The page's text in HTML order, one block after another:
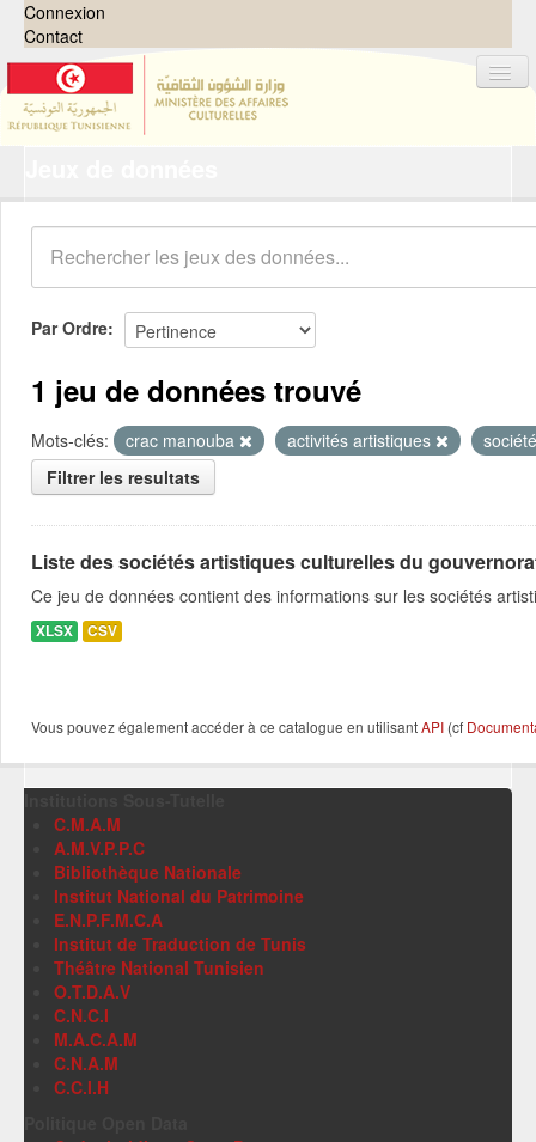
Connexion
Contact
Organisations
Groupes
Demandes 0
À propos
Par Ordre
1 jeu de données trouvé
Mots-clés: crac manouba activités artistiques
Filtrer les resultats
Liste des sociétés artistiques culturelles du
Ce jeu de données contient des informations sur les sociétés
XLSX CSV
Vous pouvez également accéder à ce catalogue en utilisantAPI (cf
C.M.A.M
A.M.V.P.P.C
Bibliothèque Nationale
Institut National du Patrimoine
E.N.P.F.M.C.A
Institut de Traduction de Tunis
Théâtre National Tunisien
O.T.D.A.V
C.N.C.I
M.A.C.A.M
C.N.A.M
C.C.I.H